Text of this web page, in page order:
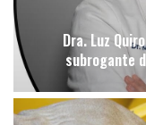
Dra. Luz
subrogante